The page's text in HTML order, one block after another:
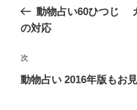
ナ
ゲ
ー
の
投
動物占い60ひつじ
の対応
次
の
次
動物占い 2016年版もお